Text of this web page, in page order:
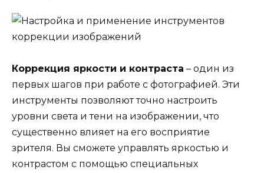
Коррекция яркости и контраста – один из
первых шагов при работе с фотографией. Эти
инструменты позволяют точно настроить
уровни света и тени на изображении, что
существенно влияет на его восприятие
зрителя. Вы сможете управлять яркостью и
контрастом с помощью специальных